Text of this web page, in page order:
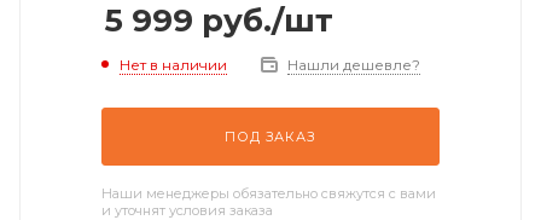
5 999 руб./шт
Нет в наличии Нашли дешевле?
ПОД ЗАКАЗ
Наши менеджеры обязательно свяжутся с вами
и уточнят условия заказа